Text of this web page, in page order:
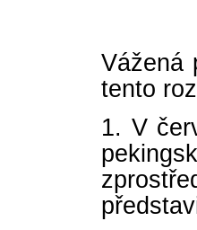
Vážená
tento
1. V